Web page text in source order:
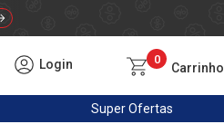
Login 0
Carrinho
SuperOfertas